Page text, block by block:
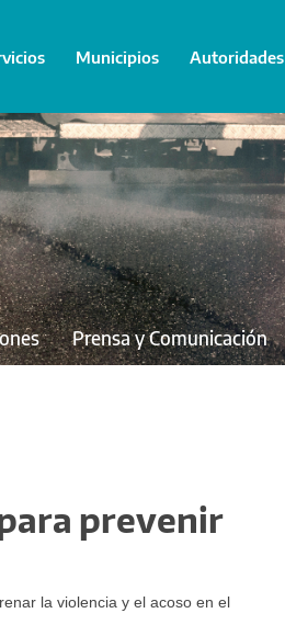
Municipios Autoridades
Prensa y Comunicación
prevenir
la violencia y el acoso en el